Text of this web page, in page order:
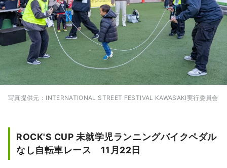
写真提供元：INTERNATIONAL STREET FESTIVAL KAWASAKI実行委員会
ROCK'S CUP 未就学児ランニングバイクペダル
なし自転車レース 11月22日